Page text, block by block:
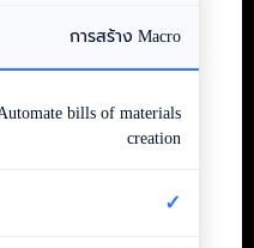
การสร้าง Macro
bills of materials
creation
✓